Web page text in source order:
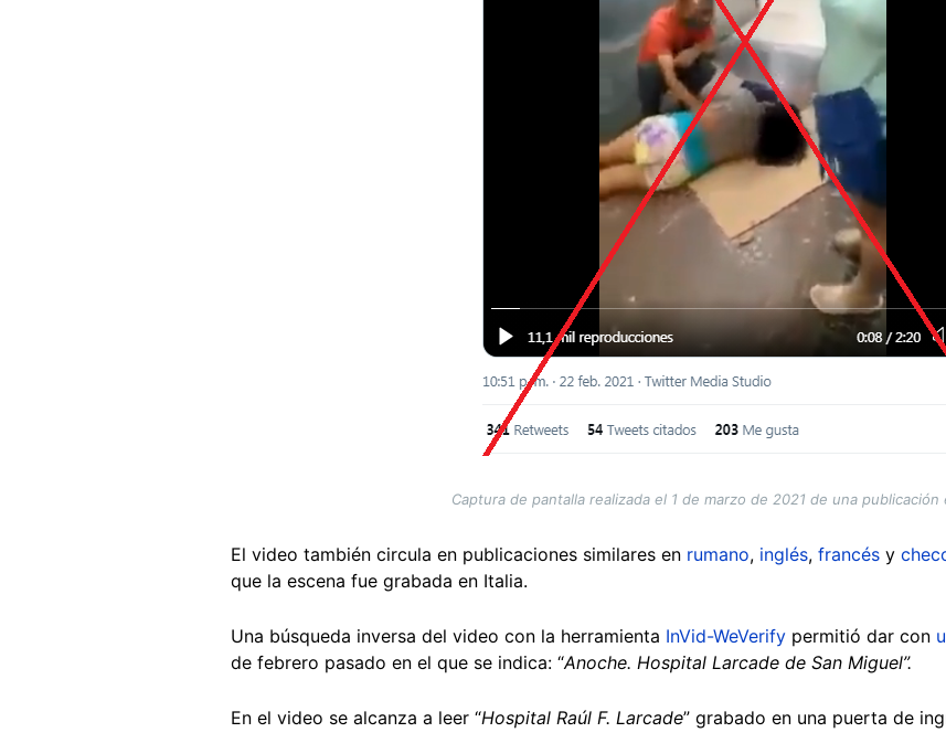
Captura de pantalla realizada el 1 de marzo de 2021 de una publicación
El video también circula en publicaciones similares en rumano, inglés, francés y
que la escena fue grabada en Italia.
Una búsqueda inversa del video con la herramienta InVid-WeVerify permitió dar con
de febrero pasado en el que se indica: “Anoche. Hospital Larcade de San Miguel”.
En el video se alcanza a leer “Hospital Raúl F. Larcade” grabado en una puerta de